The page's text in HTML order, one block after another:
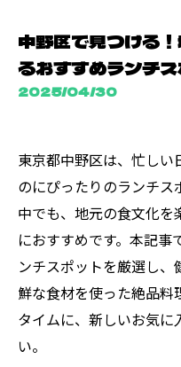
中野区で見つける
るおすすめランチ
2025/04/30
東京都中野区は、忙しい
のにぴったりのランチス
中でも、地元の食文化
におすすめです。本記事
ンチスポットを厳選し
鮮な食材を使った絶品料
タイムに、新しいお気に
い。